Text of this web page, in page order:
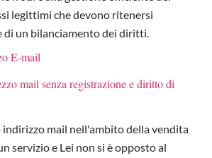
legittimi che devono ritenersi
di un bilanciamento dei diritti.
E-mail
mail senza registrazione e diritto di
indirizzo mail nell'ambito della vendita
servizio e Lei non si è opposto al